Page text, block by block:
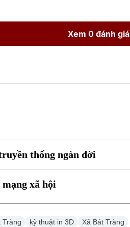
Xem 0 đánh giá
thống ngàn đời
xã hội
Tràng kỹ thuật in 3D Xã Bát Tràng